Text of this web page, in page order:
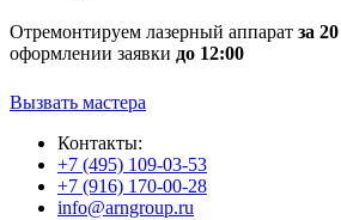
Отремонтируем лазерный аппарат за
оформлении заявки до 12:00
Вызвать мастера
Контакты:
+7 (495) 109-03-53
+7 (916) 170-00-28
info@arngroup.ru